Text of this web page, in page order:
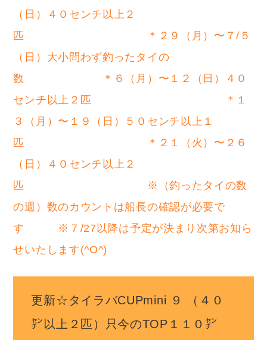
（日）４０センチ以上２
匹 ＊２９（月）〜７/５
（日）大小問わず釣ったタイの
数 ＊６（月）〜１２（日）４０
センチ以上２匹 ＊１
３（月）〜１９（日）５０センチ以上１
匹 ＊２１（火）〜２６
（日）４０センチ以上２
匹 ※（釣ったタイの数
の週）数のカウントは船長の確認が必要で
す ※７/27以降は予定が決まり次第お知ら
せいたします(^O^)
更新☆タイラバCUPmini ９ （４０
㌢以上２匹）只今のTOP１１０㌢